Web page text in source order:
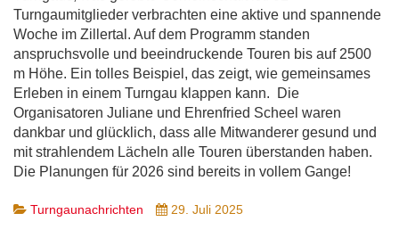
Turngaumitglieder verbrachten eine aktive und spannende
Woche im Zillertal. Auf dem Programm standen
anspruchsvolle und beeindruckende Touren bis auf 2500
m Höhe. Ein tolles Beispiel, das zeigt, wie gemeinsames
Erleben in einem Turngau klappen kann. Die
Organisatoren Juliane und Ehrenfried Scheel waren
dankbar und glücklich, dass alle Mitwanderer gesund und
mit strahlendem Lächeln alle Touren überstanden haben.
Die Planungen für 2026 sind bereits in vollem Gange!
Turngaunachrichten 29. Juli 2025